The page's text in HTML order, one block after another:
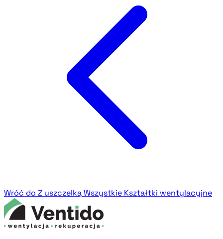
Wróć do Z uszczelkąWszystkie Kształtki wentylacyjne